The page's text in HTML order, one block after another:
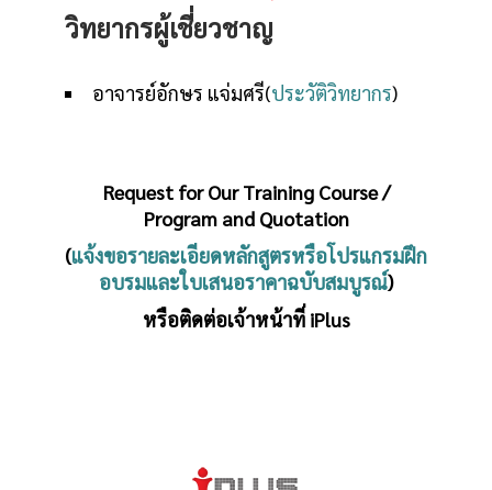
วิทยากรผู้เชี่ยวชาญ
อาจารย์อักษร แจ่มศรี(ประวัติวิทยากร)
Request for Our Training Course /
Program and Quotation
(แจ้งขอรายละเอียดหลักสูตรหรือโปรแกรมฝึก
อบรมและใบเสนอราคาฉบับสมบูรณ์)
หรือติดต่อเจ้าหน้าที่ iPlus